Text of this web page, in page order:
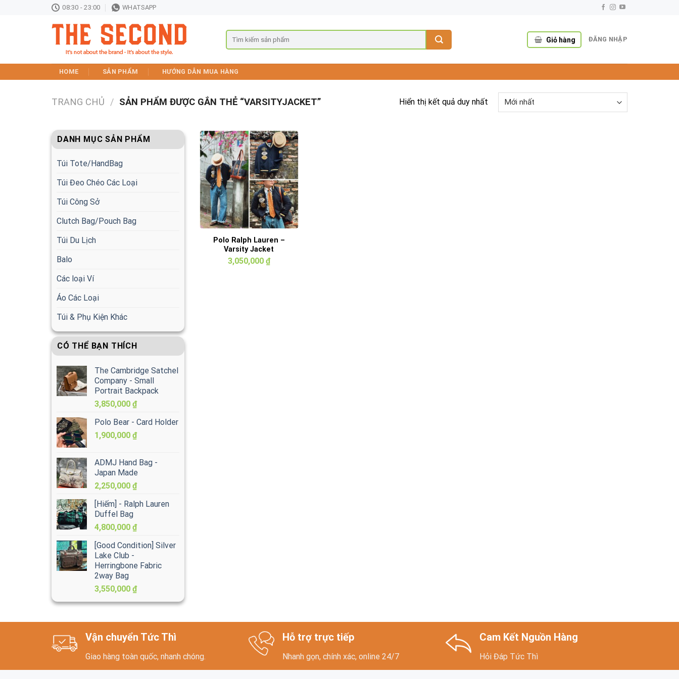
08:30 - 23:00 WHATSAPP
Giỏ hàng ĐĂNG NHẬP
HOME SẢN PHẨM HƯỚNG DẪN MUA HÀNG
TRANG CHỦ / SẢN PHẨM ĐƯỢC GẮN THẺ “VARSITYJACKET” Hiển thị kết quả duy nhất
DANH MỤC SẢN PHẨM
Túi Tote/HandBag
Túi Đeo Chéo Các Loại
Túi Công Sở
Clutch Bag/Pouch Bag
Túi Du Lịch
Balo
Các loại Ví
Áo Các Loại
Túi & Phụ Kiện Khác
CÓ THỂ BẠN THÍCH
The Cambridge Satchel
Company - Small
Portrait Backpack
3,850,000 ₫
Polo Bear - Card Holder
1,900,000 ₫
ADMJ Hand Bag -
Japan Made
2,250,000 ₫
[Hiếm] - Ralph Lauren
Duffel Bag
4,800,000 ₫
[Good Condition] Silver
Lake Club -
Herringbone Fabric
2way Bag
3,550,000 ₫
Polo Ralph Lauren –
Varsity Jacket
3,050,000 ₫
Vận chuyển Tức Thì
Giao hàng toàn quốc, nhanh chóng.
Hỗ trợ trực tiếp
Nhanh gọn, chính xác, online 24/7
Cam Kết Nguồn Hàng
Hỏi Đáp Tức Thì